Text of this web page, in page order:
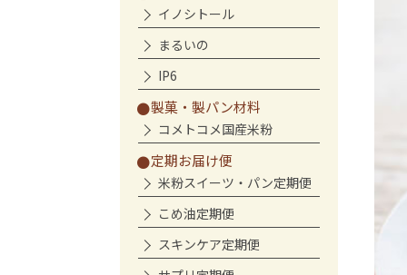
イノシトール
まるいの
IP6
製菓・製パン材料
コメトコメ国産米粉
定期お届け便
米粉スイーツ・パン定期便
こめ油定期便
スキンケア定期便